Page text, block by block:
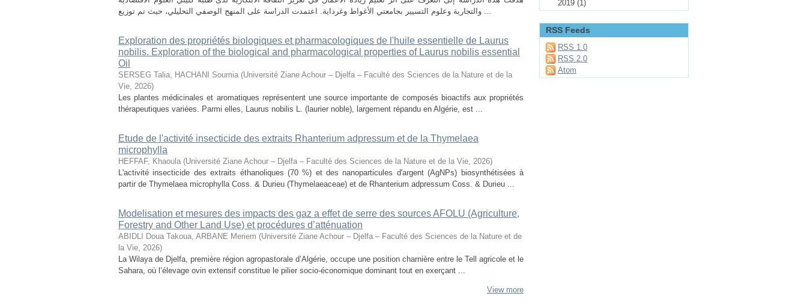
والتجارية وعلوم التسيير بجامعتي الأغواط وغرداية. اعتمدت الدراسة على المنهج الوصفي التحليلي، حيث تم توزيع ...
Exploration des propriétés biologiques et pharmacologiques de l'huile essentielle de Laurus
nobilis. Exploration of the biological and pharmacological properties of Laurus nobilis essential
Oil
SERSEG Talia, HACHANI Soumia (Université Ziane Achour – Djelfa – Faculté des Sciences de la Nature et de la
Vie, 2026)
Les plantes médicinales et aromatiques représentent une source importante de composés bioactifs aux propriétés
thérapeutiques variées. Parmi elles, Laurus nobilis L. (laurier noble), largement répandu en Algérie, est ...
Etude de l'activité insecticide des extraits Rhanterium adpressum et de la Thymelaea
microphylla
HEFFAF, Khaoula (Université Ziane Achour – Djelfa – Faculté des Sciences de la Nature et de la Vie, 2026)
L'activité insecticide des extraits éthanoliques (70 %) et des nanoparticules d'argent (AgNPs) biosynthétisées à
partir de Thymelaea microphylla Coss. & Durieu (Thymelaeaceae) et de Rhanterium adpressum Coss. & Durieu ...
Modelisation et mesures des impacts des gaz a effet de serre des sources AFOLU (Agriculture,
Forestry and Other Land Use) et procédures d’atténuation
ABIDLI Doua Takoua, ARBANE Meriem (Université Ziane Achour – Djelfa – Faculté des Sciences de la Nature et de
la Vie, 2026)
La Wilaya de Djelfa, première région agropastorale d’Algérie, occupe une position charnière entre le Tell agricole et le
Sahara, où l’élevage ovin extensif constitue le pilier socio-économique dominant tout en exerçant ...
View more
2019 (1)
RSS Feeds
RSS 1.0
RSS 2.0
Atom